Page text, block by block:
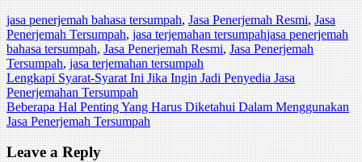
jasa penerjemah bahasa tersumpah,Jasa Penerjemah Resmi,Jasa
Penerjemah Tersumpah,jasa terjemahan tersumpahjasa penerjemah
bahasa tersumpah,Jasa Penerjemah Resmi,Jasa Penerjemah
Tersumpah,jasa terjemahan tersumpah
Post
navigation
Lengkapi Syarat-Syarat Ini Jika Ingin Jadi Penyedia Jasa
Penerjemahan Tersumpah
Beberapa Hal Penting Yang Harus Diketahui Dalam Menggunakan
Jasa Penerjemah Tersumpah
Leave a Reply